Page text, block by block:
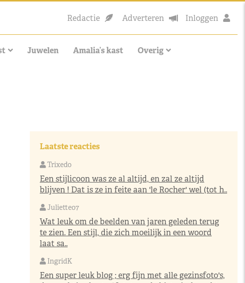
Redactie Adverteren Inloggen
Juwelen Amalia’s kast Overig
Laatste reacties
Trixedo
Een stijlicoon was ze al altijd, en zal ze altijd
blijven ! Dat is ze in feite aan 'le Rocher' wel (tot h..
Juliette07
Wat leuk om de beelden van jaren geleden terug
te zien. Een stijl, die zich moeilijk in een woord
laat sa..
IngridK
Een super leuk blog ; erg fijn met alle gezinsfoto's,